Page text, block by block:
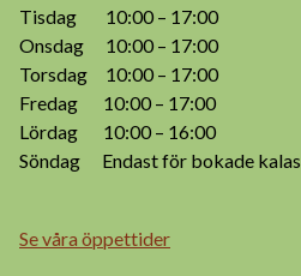
Tisdag 10:00 – 17:00
Onsdag 10:00 – 17:00
Torsdag 10:00 – 17:00
Fredag 10:00 – 17:00
Lördag 10:00 – 16:00
Söndag Endast för bokade kalas
Se våra öppettider